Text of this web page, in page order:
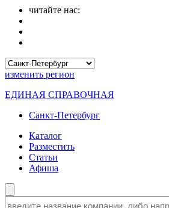
читайте нас:
изменить регион
ЕДИНАЯ СПРАВОЧНАЯ
Санкт-Петербург
Каталог
Разместить
Статьи
Афиша